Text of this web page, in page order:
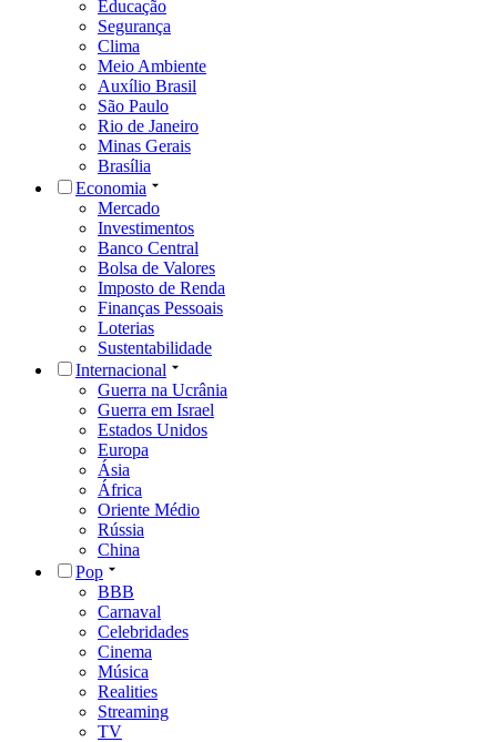
Educação
Segurança
Clima
Meio Ambiente
Auxílio Brasil
São Paulo
Rio de Janeiro
Minas Gerais
Brasília
Economia
Mercado
Investimentos
Banco Central
Bolsa de Valores
Imposto de Renda
Finanças Pessoais
Loterias
Sustentabilidade
Internacional
Guerra na Ucrânia
Guerra em Israel
Estados Unidos
Europa
Ásia
África
Oriente Médio
Rússia
China
Pop
BBB
Carnaval
Celebridades
Cinema
Música
Realities
Streaming
TV